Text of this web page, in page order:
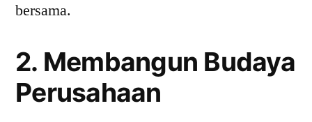
bersama.
2. Membangun Budaya
Perusahaan